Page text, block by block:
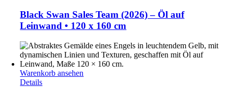
Black Swan Sales Team (2026) – Öl auf
Leinwand • 120 x 160 cm
Warenkorb ansehen
Details